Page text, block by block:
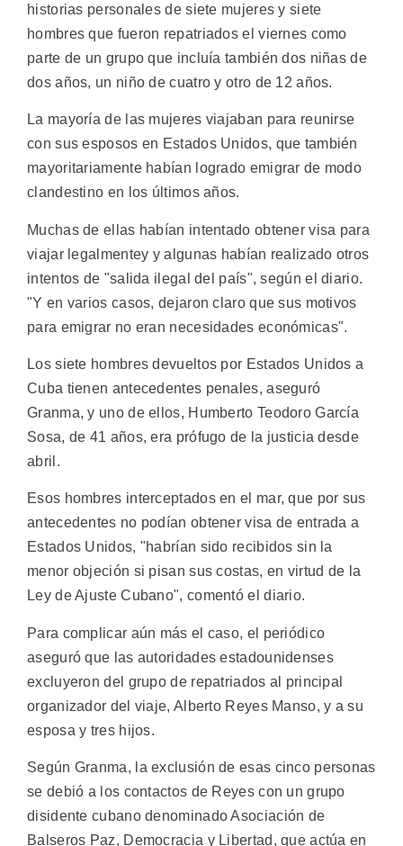
historias personales de siete mujeres y siete
hombres que fueron repatriados el viernes como
parte de un grupo que incluía también dos niñas de
dos años, un niño de cuatro y otro de 12 años.
La mayoría de las mujeres viajaban para reunirse
con sus esposos en Estados Unidos, que también
mayoritariamente habían logrado emigrar de modo
clandestino en los últimos años.
Muchas de ellas habían intentado obtener visa para
viajar legalmentey y algunas habían realizado otros
intentos de "salida ilegal del país", según el diario.
"Y en varios casos, dejaron claro que sus motivos
para emigrar no eran necesidades económicas".
Los siete hombres devueltos por Estados Unidos a
Cuba tienen antecedentes penales, aseguró
Granma, y uno de ellos, Humberto Teodoro García
Sosa, de 41 años, era prófugo de la justicia desde
abril.
Esos hombres interceptados en el mar, que por sus
antecedentes no podían obtener visa de entrada a
Estados Unidos, "habrían sido recibidos sin la
menor objeción si pisan sus costas, en virtud de la
Ley de Ajuste Cubano", comentó el diario.
Para complicar aún más el caso, el periódico
aseguró que las autoridades estadounidenses
excluyeron del grupo de repatriados al principal
organizador del viaje, Alberto Reyes Manso, y a su
esposa y tres hijos.
Según Granma, la exclusión de esas cinco personas
se debió a los contactos de Reyes con un grupo
disidente cubano denominado Asociación de
Balseros Paz, Democracia y Libertad, que actúa en